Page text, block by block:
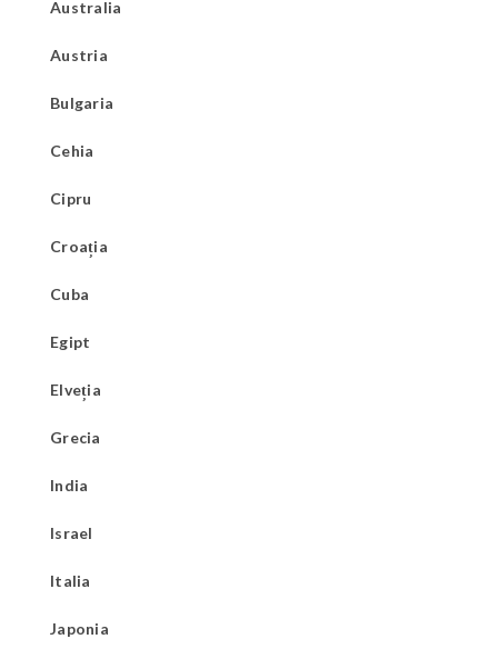
Australia
Austria
Bulgaria
Cehia
Cipru
Croația
Cuba
Egipt
Elveția
Grecia
India
Israel
Italia
Japonia